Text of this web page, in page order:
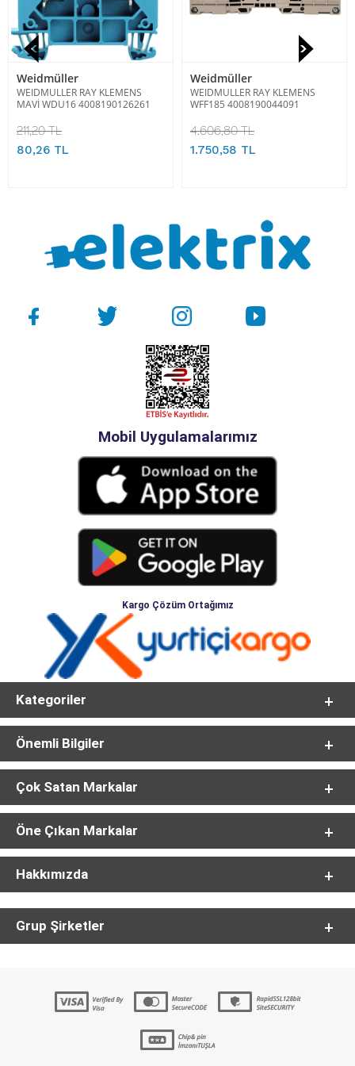
Weidmüller
WEIDMULLER RAY KLEMENS
MAVİ WDU16 4008190126261
211,20 TL
80,26 TL
Weidmüller
WEIDMULLER RAY KLEMENS
WFF185 4008190044091
4.606,80 TL
1.750,58 TL
Mobil Uygulamalarımız
Kargo Çözüm Ortağımız
Kategoriler
Önemli Bilgiler
Çok Satan Markalar
Öne Çıkan Markalar
Hakkımızda
Grup Şirketler